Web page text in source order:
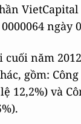
ngày
năm
gồm:
12,2%) và